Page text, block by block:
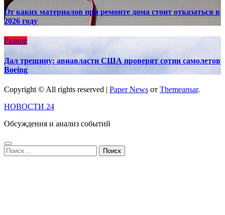
От каких материалов при ремонте дома стоит отказаться в
2026 году
Разное
Дал трещину: авиавласти США проверят сотни самолетов
Boeing
Copyright © All rights reserved | Paper News от Themeansar.
НОВОСТИ 24
Обсуждения и анализ событий
Найти: